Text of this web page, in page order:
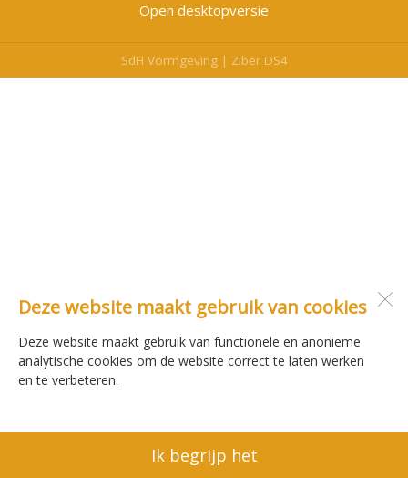
Deze website maakt gebruik van cookies
Deze website maakt gebruik van functionele en anonieme
analytische cookies om de website correct te laten werken
en te verbeteren.
Ik begrijp het
Open desktopversie
SdH Vormgeving | Ziber DS4